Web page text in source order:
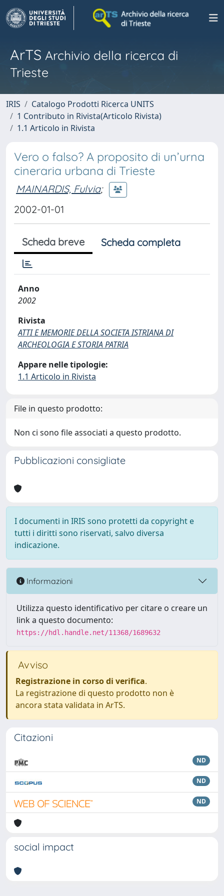
ArTS Archivio della ricerca di
Trieste
IRIS
Catalogo Prodotti Ricerca UNITS
1 Contributo in Rivista(Articolo Rivista)
1.1 Articolo in Rivista
Vero o falso? A proposito di un’urna
cineraria urbana di Trieste
MAINARDIS, Fulvia;
2002-01-01
Scheda breve Scheda completa
Anno
2002
Rivista
ATTI E MEMORIE DELLA SOCIETA ISTRIANA DI
ARCHEOLOGIA E STORIA PATRIA
Appare nelle tipologie:
1.1 Articolo in Rivista
File in questo prodotto:
Non ci sono file associati a questo prodotto.
Pubblicazioni consigliate
I documenti in IRIS sono protetti da copyright e
tutti i diritti sono riservati, salvo diversa
indicazione.
Informazioni
Utilizza questo identificativo per citare o creare un
link a questo documento:
https://hdl.handle.net/11368/1689632
Avviso
Registrazione in corso di verifica.
La registrazione di questo prodotto non è
ancora stata validata in ArTS.
Citazioni
ND
ND
ND
social impact